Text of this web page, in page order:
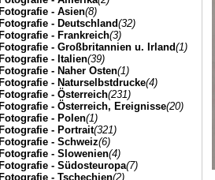
- Asien(8)
- Deutschland(32)
- Frankreich(3)
- Großbritannien u. Irland(1)
- Italien(39)
- Naher Osten(1)
- Naturselbstdrucke(4)
- Österreich(231)
- Österreich, Ereignisse(20)
- Polen(1)
- Portrait(321)
- Schweiz(6)
- Slowenien(4)
- Südosteuropa(7)
- Tschechien(2)